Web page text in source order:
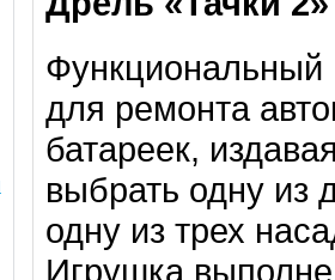
Функциональный
для ремонта
батареек,
выбрать одну из
одну из трех
Игрушка